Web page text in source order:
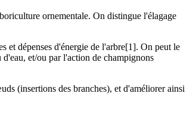
ornementale. On distingue l'élagage
et dépenses d'énergie de l'arbre[1]. On peut le
et/ou par l'action de champignons
(insertions des branches), et d'améliorer ainsi